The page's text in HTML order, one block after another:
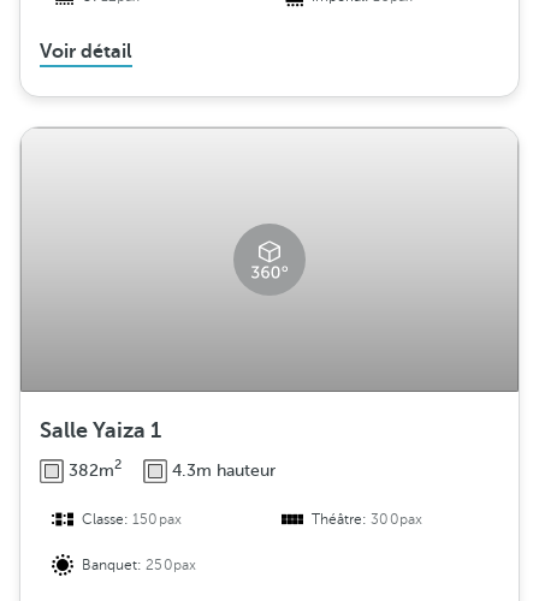
Voir détail
Salle Yaiza 1
382m2 4.3m hauteur
Classe:150pax Théâtre:300pax
Banquet:250pax